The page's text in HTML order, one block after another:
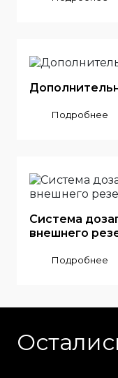
Подробнее
Система
внешнего
Подробнее